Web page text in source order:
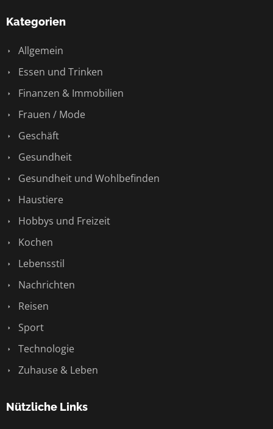
Kategorien
Allgemein
Essen und Trinken
Finanzen & Immobilien
Frauen / Mode
Geschäft
Gesundheit
Gesundheit und Wohlbefinden
Haustiere
Hobbys und Freizeit
Kochen
Lebensstil
Nachrichten
Reisen
Sport
Technologie
Zuhause & Leben
Nützliche Links